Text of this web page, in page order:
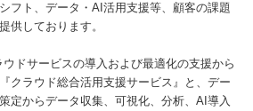
フト、データ・AI活用支援等、顧客の課題
供しております。
ドサービスの導入および最適化の支援から
クラウド総合活用支援サービス』と、デー
定からデータ収集、可視化、分析、AI導入